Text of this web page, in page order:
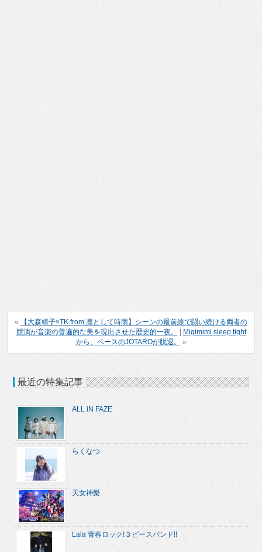
«
【大森靖子×TK from 凛として時雨】シーンの最前線で闘い続ける両者の
競演が音楽の普遍的な美を現出させた歴史的一夜。
| Migimimi sleep tight
から、ベースのJOTAROが脱退。
»
最近の特集記事
ALL iN FAZE
らくなつ
天女神樂
Lala 青春ロック!３ピースバンド!!